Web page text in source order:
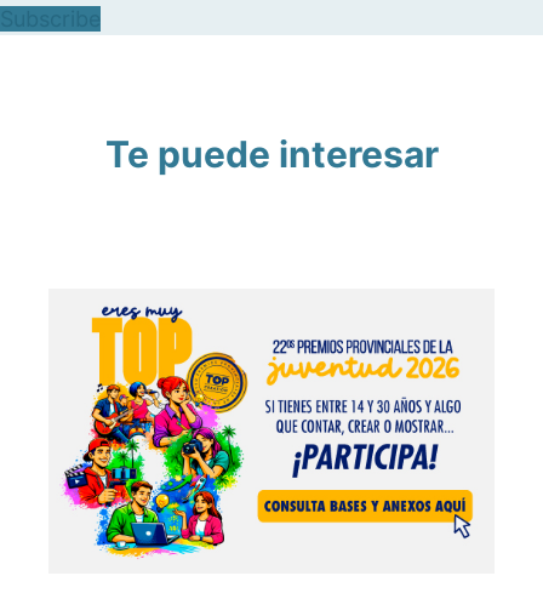
Te puede interesar